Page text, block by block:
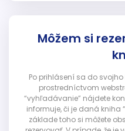
Môžem si
Po prihlásení sa do
prostredníctvom
“vyhľadávanie” nájdete
informuje, či je daná kniha
základe toho si môžete